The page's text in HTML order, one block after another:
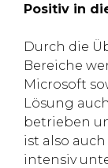
Positiv in
Durch die
Bereiche
Microsoft
Lösung
betrieben
ist also
intensiv